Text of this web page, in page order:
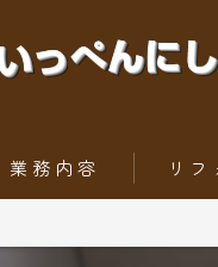
業務内容
ZEH（ゼッチ）とは
リ
ちょっ